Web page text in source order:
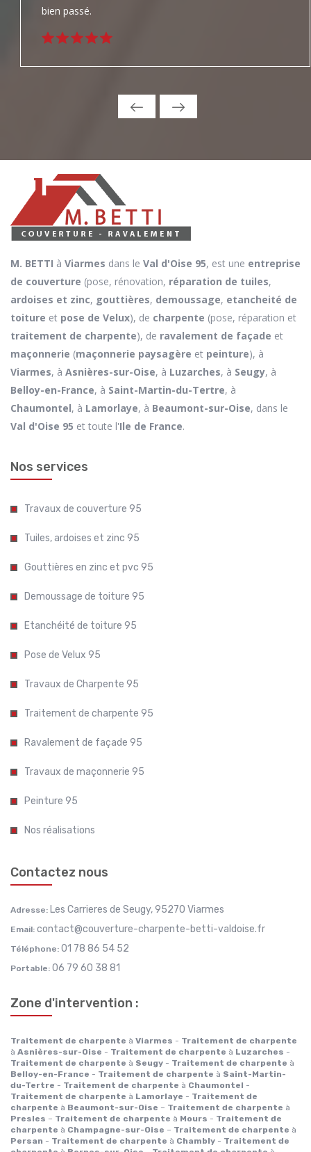
bien passé.
M. BETTI à Viarmes dans le Val d'Oise 95, est une entreprise
de couverture (pose, rénovation, réparation de tuiles,
ardoises et zinc, gouttières, demoussage, etancheité de
toiture et pose de Velux), de charpente (pose, réparation et
traitement de charpente), de ravalement de façade et
maçonnerie (maçonnerie paysagère et peinture), à
Viarmes, à Asnières-sur-Oise, à Luzarches, à Seugy, à
Belloy-en-France, à Saint-Martin-du-Tertre, à
Chaumontel, à Lamorlaye, à Beaumont-sur-Oise, dans le
Val d'Oise 95 et toute l'Ile de France.
Nos services
Travaux de couverture 95
Tuiles, ardoises et zinc 95
Gouttières en zinc et pvc 95
Demoussage de toiture 95
Etanchéité de toiture 95
Pose de Velux 95
Travaux de Charpente 95
Traitement de charpente 95
Ravalement de façade 95
Travaux de maçonnerie 95
Peinture 95
Nos réalisations
Contactez nous
Adresse: Les Carrieres de Seugy, 95270 Viarmes
Email: contact@couverture-charpente-betti-valdoise.fr
Téléphone: 01 78 86 54 52
Portable: 06 79 60 38 81
Zone d'intervention :
Traitement de charpente à Viarmes - Traitement de charpente
à Asnières-sur-Oise - Traitement de charpente à Luzarches -
Traitement de charpente à Seugy - Traitement de charpente à
Belloy-en-France - Traitement de charpente à Saint-Martin-
du-Tertre - Traitement de charpente à Chaumontel -
Traitement de charpente à Lamorlaye - Traitement de
charpente à Beaumont-sur-Oise – Traitement de charpente à
Presles – Traitement de charpente à Mours - Traitement de
charpente à Champagne-sur-Oise – Traitement de charpente à
Persan - Traitement de charpente à Chambly - Traitement de